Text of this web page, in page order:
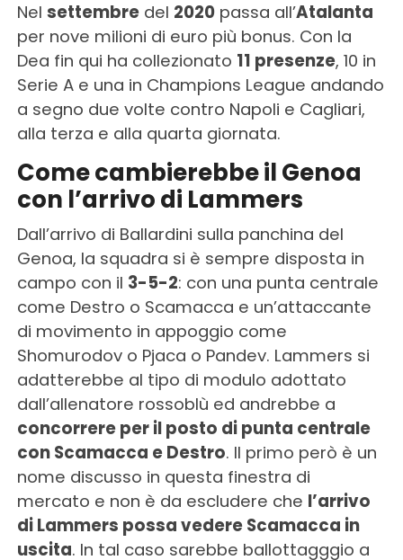
Nel settembredel 2020passa all’Atalanta
per nove milioni di euro più bonus. Con la
Dea fin qui ha collezionato 11 presenze, 10 in
Serie A e una in Champions League andando
a segno due volte contro Napoli e Cagliari,
alla terza e alla quarta giornata.
Come cambierebbe il Genoa
con l’arrivo di Lammers
Dall’arrivo di Ballardini sulla panchina del
Genoa, la squadra si è sempre disposta in
campo con il 3-5-2: con una punta centrale
come Destro o Scamacca e un’attaccante
di movimento in appoggio come
Shomurodov o Pjaca o Pandev. Lammers si
adatterebbe al tipo di modulo adottato
dall’allenatore rossoblù ed andrebbe a
concorrere per il posto di punta centrale
con Scamacca e Destro. Il primo però è un
nome discusso in questa finestra di
mercato e non è da escludere che l’arrivo
di Lammers possa vedere Scamacca in
uscita. In tal caso sarebbe ballottagggio a